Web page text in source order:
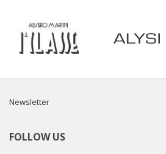
Newsletter
FOLLOW US